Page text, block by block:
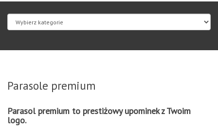
Parasole premium
Parasol premium to prestiżowy upominek z Twoim
logo.